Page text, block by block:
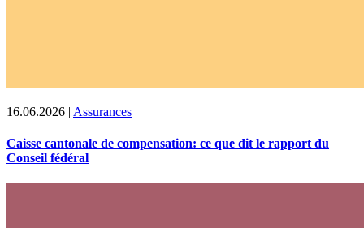
16.06.2026 | Assurances
Caisse cantonale de compensation: ce que dit le rapport du
Conseil fédéral